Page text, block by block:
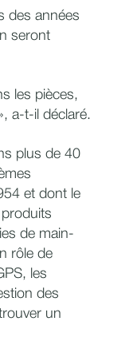
des années
seront
les pièces,
a-t-il déclaré.
plus de 40
et dont le
de main-
rôle de
les
des
un